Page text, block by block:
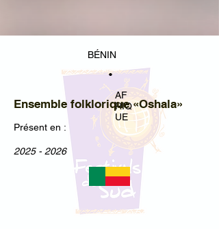
BÉNIN
•
AF
RIQ
UE
Ensemble folklorique «Oshala»
Présent en :
2025 - 2026